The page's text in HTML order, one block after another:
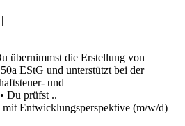
|
übernimmst die Erstellung von
EStG und unterstützt bei der
und
Du prüfst ..